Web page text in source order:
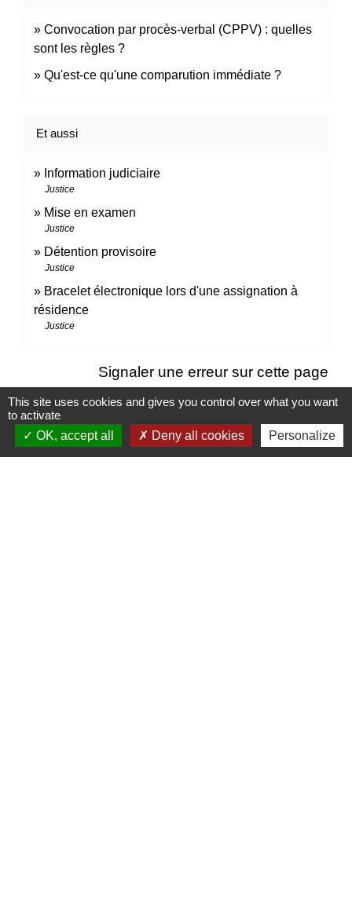
Convocation par procès-verbal (CPPV) : quelles
sont les règles ?
Qu'est-ce qu'une comparution immédiate ?
Et aussi
Information judiciaire
Justice
Mise en examen
Justice
Détention provisoire
Justice
Bracelet électronique lors d'une assignation à
résidence
Justice
Signaler une erreur sur cette page
Contacts
This site uses cookies and gives you control over what you want
to activate
OK, accept all
Deny all cookies Personalize